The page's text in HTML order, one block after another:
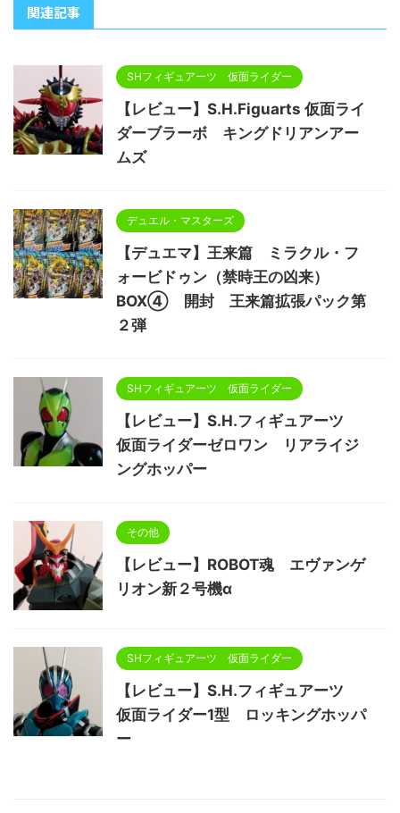
関連記事
SHフィギュアーツ 仮面ライダー
【レビュー】S.H.Figuarts 仮面ライ
ダーブラーボ キングドリアンアー
ムズ
デュエル・マスターズ
【デュエマ】王来篇 ミラクル・フ
ォービドゥン（禁時王の凶来）
BOX④ 開封 王来篇拡張パック第
２弾
SHフィギュアーツ 仮面ライダー
【レビュー】S.H.フィギュアーツ
仮面ライダーゼロワン リアライジ
ングホッパー
その他
【レビュー】ROBOT魂 エヴァンゲ
リオン新２号機α
SHフィギュアーツ 仮面ライダー
【レビュー】S.H.フィギュアーツ
仮面ライダー1型 ロッキングホッパ
ー